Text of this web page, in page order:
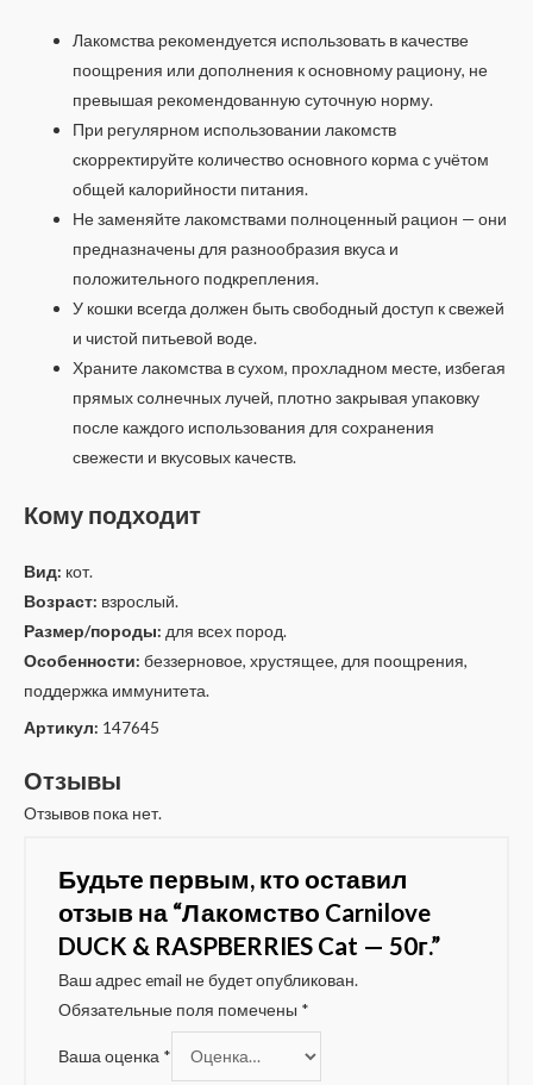
Лакомства рекомендуется использовать в качестве
поощрения или дополнения к основному рациону, не
превышая рекомендованную суточную норму.
При регулярном использовании лакомств
скорректируйте количество основного корма с учётом
общей калорийности питания.
Не заменяйте лакомствами полноценный рацион — они
предназначены для разнообразия вкуса и
положительного подкрепления.
У кошки всегда должен быть свободный доступ к свежей
и чистой питьевой воде.
Храните лакомства в сухом, прохладном месте, избегая
прямых солнечных лучей, плотно закрывая упаковку
после каждого использования для сохранения
свежести и вкусовых качеств.
Кому подходит
Вид: кот.
Возраст: взрослый.
Размер/породы: для всех пород.
Особенности: беззерновое, хрустящее, для поощрения,
поддержка иммунитета.
Артикул: 147645
Отзывы
Отзывов пока нет.
Будьте первым, кто оставил
отзыв на “Лакомство Carnilove
DUCK & RASPBERRIES Cat — 50г.”
Ваш адрес email не будет опубликован.
Обязательные поля помечены *
Ваша оценка *